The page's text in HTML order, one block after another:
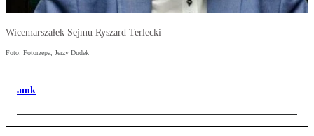
Wicemarszałek Sejmu Ryszard Terlecki
Foto: Fotorzepa, Jerzy Dudek
amk